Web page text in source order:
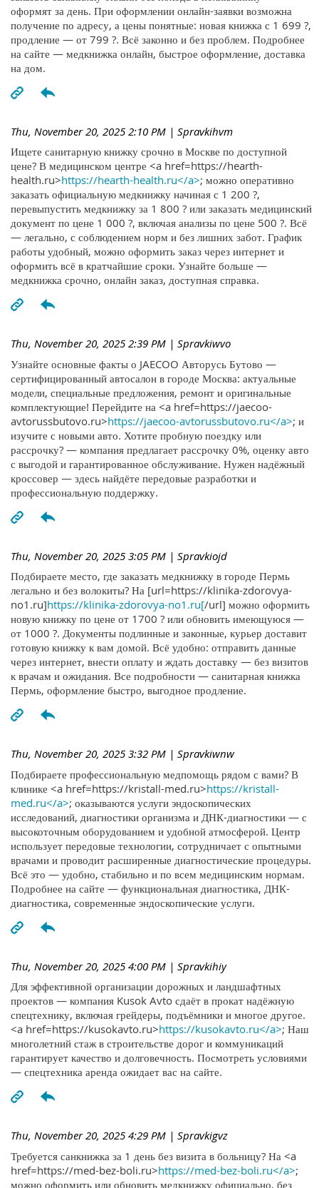
оформят за день. При оформлении онлайн-заявки возможна
получение по адресу, а цены понятные: новая книжка с 1 699 ?,
продление — от 799 ?. Всё законно и без проблем. Подробнее
на сайте — медкнижка онлайн, быстрое оформление, доставка
на дом.
Thu, November 20, 2025 2:10 PM | Spravkihvm
Ищете санитарную книжку срочно в Москве по доступной
цене? В медицинском центре <a href=https://hearth-
health.ru>https://hearth-health.ru</a>; можно оперативно
заказать официальную медкнижку начиная с 1 200 ?,
перевыпустить медкнижку за 1 800 ? или заказать медицинский
документ по цене 1 000 ?, включая анализы по цене 500 ?. Всё
— легально, с соблюдением норм и без лишних забот. График
работы удобный, можно оформить заказ через интернет и
оформить всё в кратчайшие сроки. Узнайте больше —
медкнижка срочно, онлайн заказ, доступная справка.
Thu, November 20, 2025 2:39 PM | Spravkiwvo
Узнайте основные факты о JAECOO Авторусь Бутово —
сертифицированный автосалон в городе Москва: актуальные
модели, специальные предложения, ремонт и оригинальные
комплектующие! Перейдите на <a href=https://jaecoo-
avtorussbutovo.ru>https://jaecoo-avtorussbutovo.ru</a>; и
изучите с новыми авто. Хотите пробную поездку или
рассрочку? — компания предлагает рассрочку 0%, оценку авто
с выгодой и гарантированное обслуживание. Нужен надёжный
кроссовер — здесь найдёте передовые разработки и
профессиональную поддержку.
Thu, November 20, 2025 3:05 PM | Spravkiojd
Подбираете место, где заказать медкнижку в городе Пермь
легально и без волокиты? На [url=https://klinika-zdorovya-
no1.ru]https://klinika-zdorovya-no1.ru[/url] можно оформить
новую книжку по цене от 1700 ? или обновить имеющуюся —
от 1000 ?. Документы подлинные и законные, курьер доставит
готовую книжку к вам домой. Всё удобно: отправить данные
через интернет, внести оплату и ждать доставку — без визитов
к врачам и ожидания. Все подробности — санитарная книжка
Пермь, оформление быстро, выгодное продление.
Thu, November 20, 2025 3:32 PM | Spravkiwnw
Подбираете профессиональную медпомощь рядом с вами? В
клинике <a href=https://kristall-med.ru>https://kristall-
med.ru</a>; оказываются услуги эндоскопических
исследований, диагностики организма и ДНК-диагностики — с
высокоточным оборудованием и удобной атмосферой. Центр
использует передовые технологии, сотрудничает с опытными
врачами и проводит расширенные диагностические процедуры.
Всё это — удобно, стабильно и по всем медицинским нормам.
Подробнее на сайте — функциональная диагностика, ДНК-
диагностика, современные эндоскопические услуги.
Thu, November 20, 2025 4:00 PM | Spravkihiy
Для эффективной организации дорожных и ландшафтных
проектов — компания Kusok Avto сдаёт в прокат надёжную
спецтехнику, включая грейдеры, подъёмники и многое другое.
<a href=https://kusokavto.ru>https://kusokavto.ru</a>; Наш
многолетний стаж в строительстве дорог и коммуникаций
гарантирует качество и долговечность. Посмотреть условиями
— спецтехника аренда ожидает вас на сайте.
Thu, November 20, 2025 4:29 PM | Spravkigvz
Требуется санкнижка за 1 день без визита в больницу? На <a
href=https://med-bez-boli.ru>https://med-bez-boli.ru</a>;
можно оформить или обновить медкнижку официально, без